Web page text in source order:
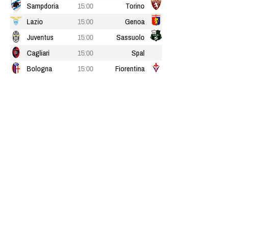
Sampdoria
15:00
Torino
Lazio
15:00
Genoa
Juventus
15:00
Sassuolo
Cagliari
15:00
Spal
Bologna
15:00 Fiorentina